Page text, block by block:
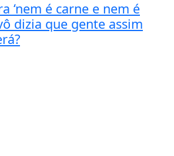
‘nem é carne e nem é
dizia que gente assim